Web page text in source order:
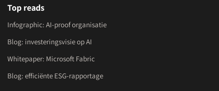
Top reads
Infographic: AI-proof organisatie
Blog: investeringsvisie op AI
Whitepaper: Microsoft Fabric
Blog: efficiënte ESG-rapportage